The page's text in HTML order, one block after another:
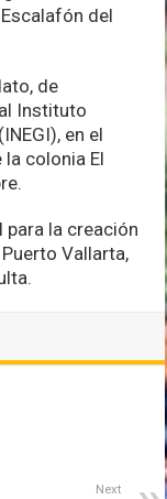
del
de
Instituto
en el
colonia El
para la creación
Vallarta,
Next